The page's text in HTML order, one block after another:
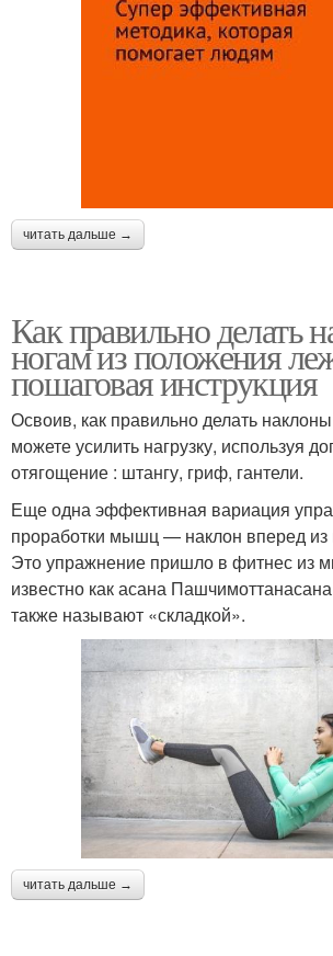
читать дальше →
Как правильно делать
ногам из положения
пошаговая инструкция
Освоив, как правильно делать
можете усилить нагрузку, используя
отягощение : штангу, гриф, гантели.
Еще одна эффективная вариация
проработки мышц — наклон вперед из
Это упражнение пришло в фитнес из
известно как асана
также называют «складкой».
читать дальше →